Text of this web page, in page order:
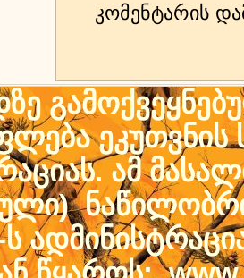
კომენტარის
ეკუთვნის
ამ